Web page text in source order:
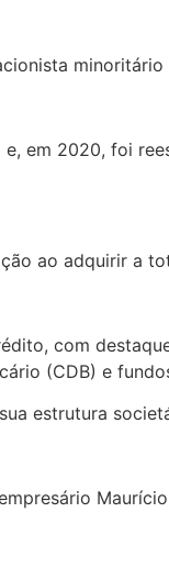
em 2020, foi
ao adquirir a
com
(CDB) e
estrutura